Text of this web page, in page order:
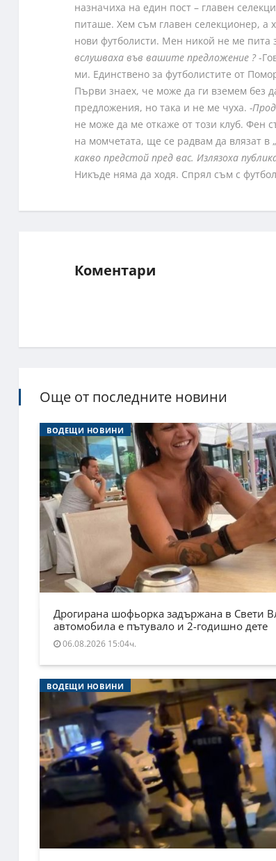
назначиха на един пост – главен
питаше. Хем съм главен селекционер, а
нови футболисти. Мен никой не ме пита
вслушваха във вашите предложение ?-
ми. Единствено за футболистите от
Първи знаех, че може да ги вземем без
предложения, но така и не ме чуха. -
не може да ме откажe от този клуб. Фен
на момчетата, ще се радвам да влязат в
какво предстой пред вас. Излязоха
Никъде няма да ходя. Спрял съм с
Коментари
Още от последните новини
ВОДЕЩИ НОВИНИ
Дрогирана шофьорка задържана в Свети
автомобила е пътувало и 2-годишно дете
06.08.2026 15:04ч.
ВОДЕЩИ НОВИНИ